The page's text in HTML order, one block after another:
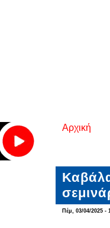
Είστε
Αρχική
Πέμ, 03/04/2025 -